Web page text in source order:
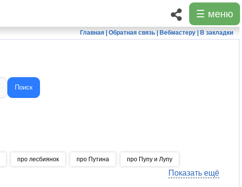
☰ меню
Главная| Обратная связь| Вебмастеру| В закладки
Поиск
про лесбиянок про Путина про Пупу и Лупу
Показать ещё